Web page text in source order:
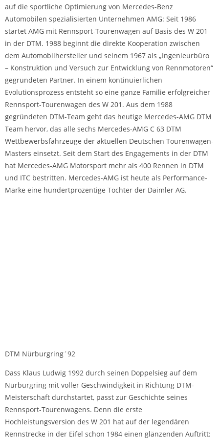
auf die sportliche Optimierung von Mercedes-Benz
Automobilen spezialisierten Unternehmen AMG: Seit 1986
startet AMG mit Rennsport-Tourenwagen auf Basis des W 201
in der DTM. 1988 beginnt die direkte Kooperation zwischen
dem Automobilhersteller und seinem 1967 als „Ingenieurbüro
– Konstruktion und Versuch zur Entwicklung von Rennmotoren“
gegründeten Partner. In einem kontinuierlichen
Evolutionsprozess entsteht so eine ganze Familie erfolgreicher
Rennsport-Tourenwagen des W 201. Aus dem 1988
gegründeten DTM-Team geht das heutige Mercedes-AMG DTM
Team hervor, das alle sechs Mercedes-AMG C 63 DTM
Wettbewerbsfahrzeuge der aktuellen Deutschen Tourenwagen-
Masters einsetzt. Seit dem Start des Engagements in der DTM
hat Mercedes-AMG Motorsport mehr als 400 Rennen in DTM
und ITC bestritten. Mercedes-AMG ist heute als Performance-
Marke eine hundertprozentige Tochter der Daimler AG.
DTM Nürburgring´92
Dass Klaus Ludwig 1992 durch seinen Doppelsieg auf dem
Nürburgring mit voller Geschwindigkeit in Richtung DTM-
Meisterschaft durchstartet, passt zur Geschichte seines
Rennsport-Tourenwagens. Denn die erste
Hochleistungsversion des W 201 hat auf der legendären
Rennstrecke in der Eifel schon 1984 einen glänzenden Auftritt: